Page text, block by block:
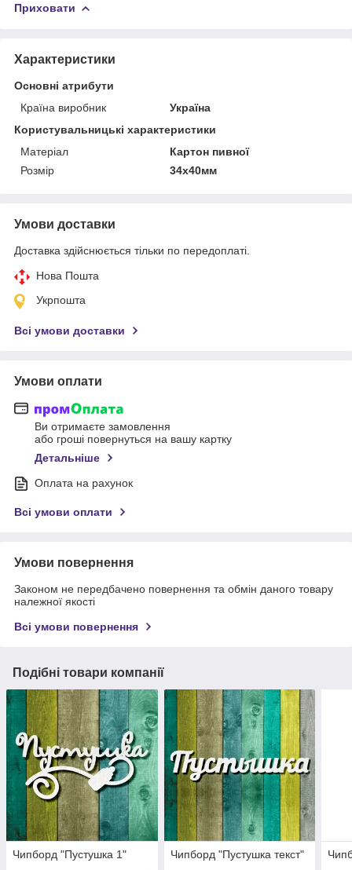
Приховати
Характеристики
Основні атрибути
Країна виробник
Україна
Користувальницькі характеристики
Матеріал
Картон пивної
Розмір
34х40мм
Умови доставки
Доставка здійснюється тільки по передоплаті.
Нова Пошта
Укрпошта
Всі умови доставки
Умови оплати
Ви отримаєте замовлення
або гроші повернуться на вашу картку
Детальніше
Оплата на рахунок
Всі умови оплати
Умови повернення
Законом не передбачено повернення та обмін даного товару
належної якості
Всі умови повернення
Подібні товари компанії
Чипборд "Пустушка 1" Чипборд "Пустушка текст"